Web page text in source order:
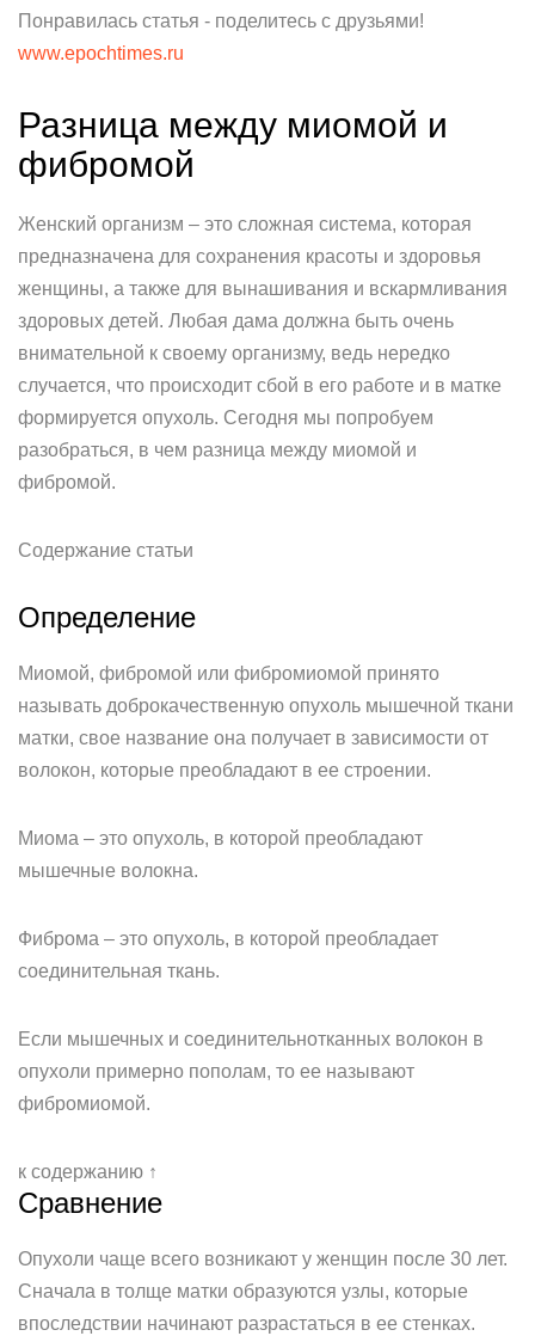
Понравилась статья - поделитесь с друзьями!
www.epochtimes.ru
Разница между миомой и
фибромой
Женский организм – это сложная система, которая
предназначена для сохранения красоты и здоровья
женщины, а также для вынашивания и вскармливания
здоровых детей. Любая дама должна быть очень
внимательной к своему организму, ведь нередко
случается, что происходит сбой в его работе и в матке
формируется опухоль. Сегодня мы попробуем
разобраться, в чем разница между миомой и
фибромой.
Содержание статьи
Определение
Миомой, фибромой или фибромиомой принято
называть доброкачественную опухоль мышечной ткани
матки, свое название она получает в зависимости от
волокон, которые преобладают в ее строении.
Миома – это опухоль, в которой преобладают
мышечные волокна.
Фиброма – это опухоль, в которой преобладает
соединительная ткань.
Если мышечных и соединительнотканных волокон в
опухоли примерно пополам, то ее называют
фибромиомой.
к содержанию ↑
Сравнение
Опухоли чаще всего возникают у женщин после 30 лет.
Сначала в толще матки образуются узлы, которые
впоследствии начинают разрастаться в ее стенках.